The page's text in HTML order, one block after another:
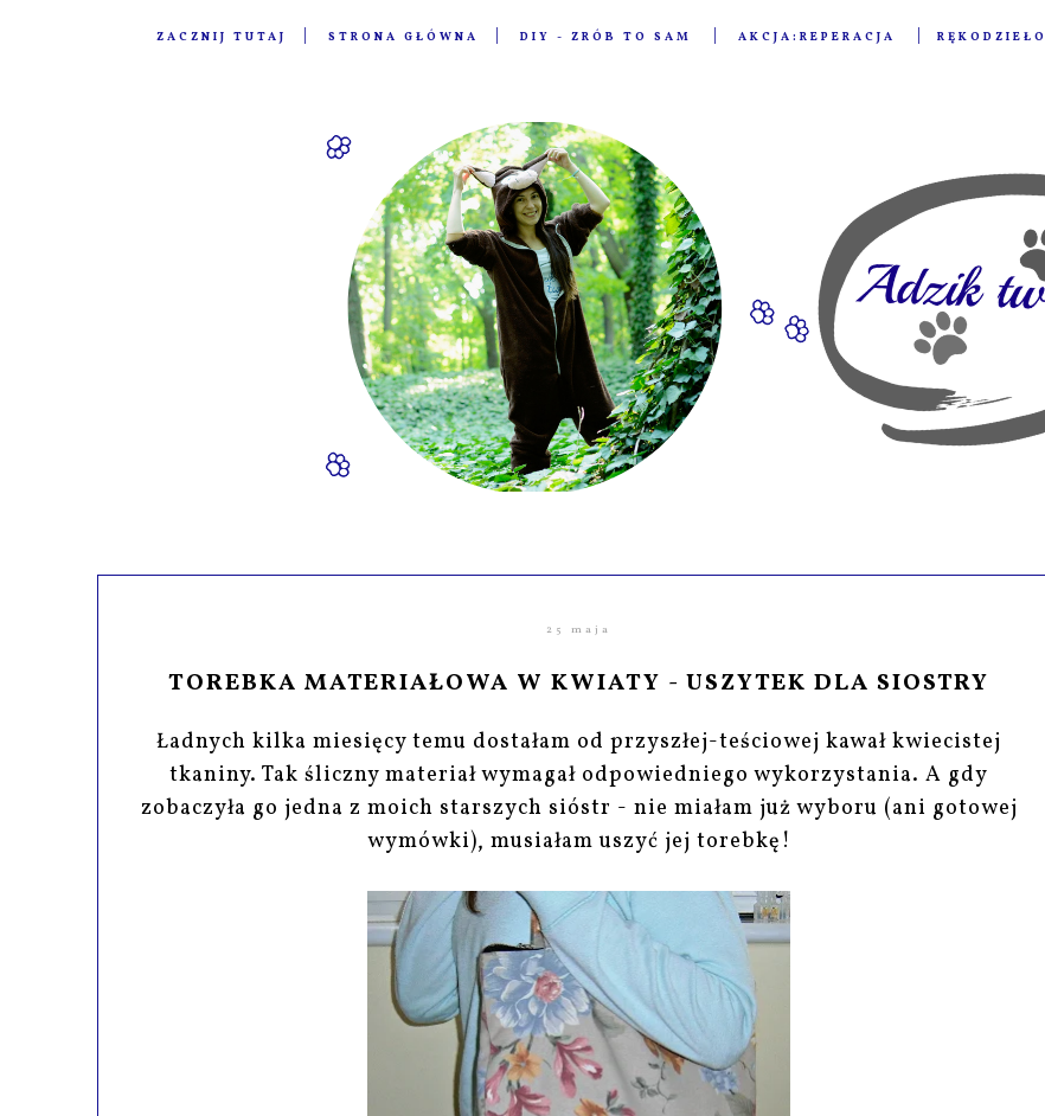
ZACZNIJ TUTAJ STRONA GŁÓWNA DIY - ZRÓB TO SAM AKCJA:REPERACJA RĘKODZIEŁO
25 maja
TOREBKA MATERIAŁOWA W KWIATY - USZYTEK DLA SIOSTRY
Ładnych kilka miesięcy temu dostałam od przyszłej-teściowej kawał kwiecistej
tkaniny. Tak śliczny materiał wymagał odpowiedniego wykorzystania. A gdy
zobaczyła go jedna z moich starszych sióstr - nie miałam już wyboru (ani gotowej
wymówki), musiałam uszyć jej torebkę!